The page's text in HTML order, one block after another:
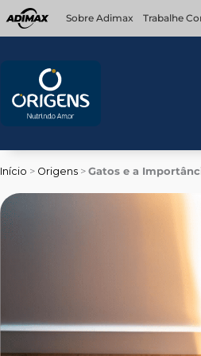
para
conteúdo
Sobre Adimax Trabalhe
Início > Origens > Gatos e a